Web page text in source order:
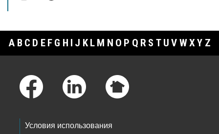
A B C D E F G H I J K L M N O P Q R S T U V WXY Z
Условия использования